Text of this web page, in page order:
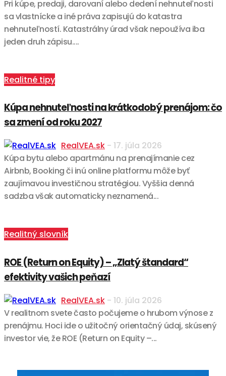
Pri kúpe, predaji, darovaní alebo dedení nehnuteľnosti
sa vlastnícke a iné práva zapisujú do katastra
nehnuteľností. Katastrálny úrad však nepoužíva iba
jeden druh zápisu....
Realitné tipy
Kúpa nehnuteľnosti na krátkodobý prenájom: čo
sa zmení od roku 2027
RealVEA.sk - 17. júla 2026
Kúpa bytu alebo apartmánu na prenajímanie cez
Airbnb, Booking či inú online platformu môže byť
zaujímavou investičnou stratégiou. Vyššia denná
sadzba však automaticky neznamená...
Realitný slovník
ROE (Return on Equity) – „Zlatý štandard“
efektivity vašich peňazí
RealVEA.sk - 10. júla 2026
V realitnom svete často počujeme o hrubom výnose z
prenájmu. Hoci ide o užitočný orientačný údaj, skúsený
investor vie, že ROE (Return on Equity –...